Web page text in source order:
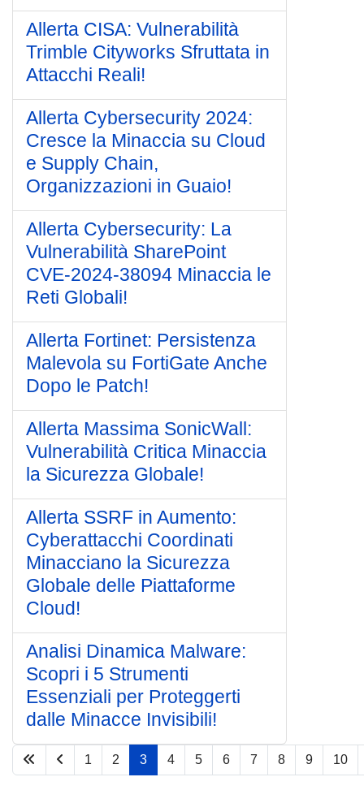
Allerta CISA: Vulnerabilità
Trimble Cityworks Sfruttata in
Attacchi Reali!
Allerta Cybersecurity 2024:
Cresce la Minaccia su Cloud
e Supply Chain,
Organizzazioni in Guaio!
Allerta Cybersecurity: La
Vulnerabilità SharePoint
CVE-2024-38094 Minaccia le
Reti Globali!
Allerta Fortinet: Persistenza
Malevola su FortiGate Anche
Dopo le Patch!
Allerta Massima SonicWall:
Vulnerabilità Critica Minaccia
la Sicurezza Globale!
Allerta SSRF in Aumento:
Cyberattacchi Coordinati
Minacciano la Sicurezza
Globale delle Piattaforme
Cloud!
Analisi Dinamica Malware:
Scopri i 5 Strumenti
Essenziali per Proteggerti
dalle Minacce Invisibili!
Pagina 3 di 33
1 2 3 4 5 6 7 8 9 10